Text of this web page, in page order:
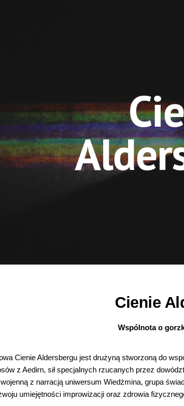
Cienie
Wspólnota o
Cienie Aldersbergu jest drużyną stworzoną do
z Aedirn, sił specjalnych rzucanych przez
z narracją uniwersum Wiedźmina, grupa
umiejętności improwizacji oraz zdrowia